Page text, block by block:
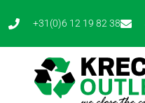
+31(0)6 12 19 82 38